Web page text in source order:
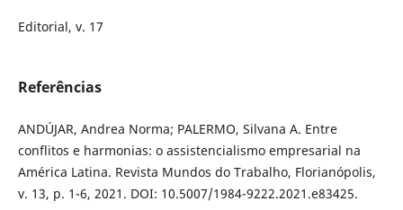
Editorial, v. 17
Referências
ANDÚJAR, Andrea Norma; PALERMO, Silvana A. Entre
conflitos e harmonias: o assistencialismo empresarial na
América Latina. Revista Mundos do Trabalho, Florianópolis,
v. 13, p. 1-6, 2021. DOI: 10.5007/1984-9222.2021.e83425.